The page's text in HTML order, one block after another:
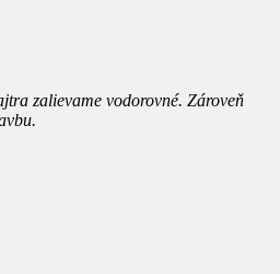
zalievame vodorovné. Zároveň